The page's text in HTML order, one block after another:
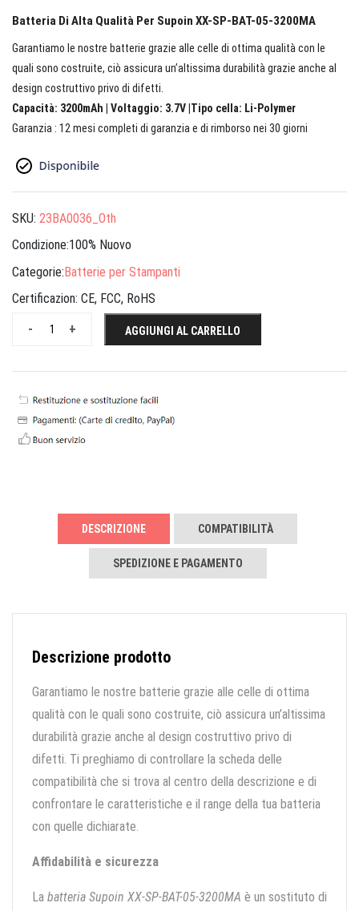
Batteria Di Alta Qualità Per Supoin XX-SP-BAT-05-3200MA
Garantiamo le nostre batterie grazie alle celle di ottima qualità con le
quali sono costruite, ciò assicura un’altissima durabilità grazie anche al
design costruttivo privo di difetti.
Capacità: 3200mAh | Voltaggio: 3.7V |Tipo cella: Li-Polymer
Garanzia : 12 mesi completi di garanzia e di rimborso nei 30 giorni
SKU: 23BA0036_Oth
Condizione:100% Nuovo
Categorie:Batterie per Stampanti
Certificazion: CE, FCC, RoHS
+
- AGGIUNGI AL CARRELLO
DESCRIZIONE COMPATIBILITÀ
SPEDIZIONE E PAGAMENTO
Descrizione prodotto
Garantiamo le nostre batterie grazie alle celle di ottima
qualità con le quali sono costruite, ciò assicura un’altissima
durabilità grazie anche al design costruttivo privo di
difetti. Ti preghiamo di controllare la scheda delle
compatibilità che si trova al centro della descrizione e di
confrontare le caratteristiche e il range della tua batteria
con quelle dichiarate.
Affidabilità e sicurezza
La batteria Supoin XX-SP-BAT-05-3200MA è un sostituto di